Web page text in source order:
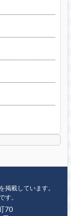
掲載しています。
す。
70